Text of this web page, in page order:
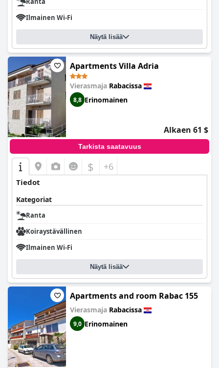
Ilmainen Wi-Fi
Näytä lisää
Apartments Villa Adria
Vierasmaja Rabacissa
8,8 Erinomainen
Alkaen 61 $
Tarkista saatavuus
$ +6
Tiedot
Kategoriat
Ranta
Koiraystävällinen
Ilmainen Wi-Fi
Näytä lisää
Apartments and room Rabac 155
Vierasmaja Rabacissa
9,0 Erinomainen